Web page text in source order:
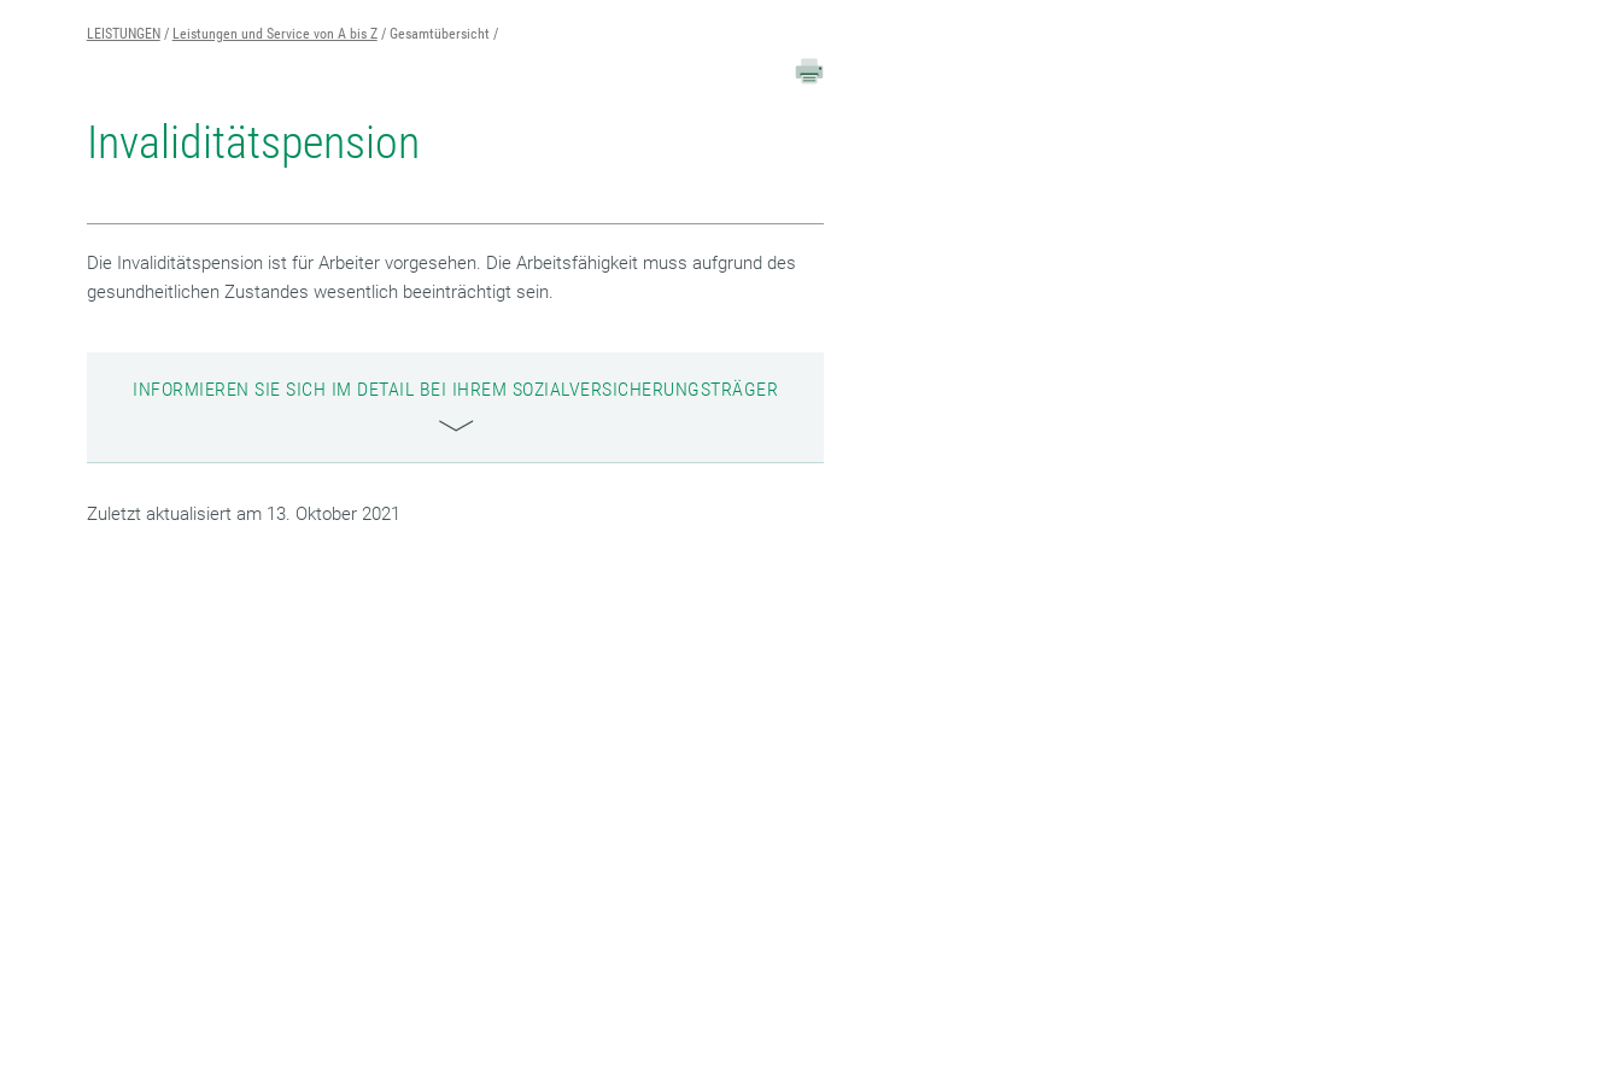
LEISTUNGEN Leistungen und Service von A bis Z Gesamtübersicht
Invaliditätspension
Die Invaliditätspension ist für Arbeiter vorgesehen. Die Arbeitsfähigkeit muss aufgrund des
gesundheitlichen Zustandes wesentlich beeinträchtigt sein.
INFORMIEREN SIE SICH IM DETAIL BEI IHREM SOZIALVERSICHERUNGSTRÄGER
Zuletzt aktualisiert am 13. Oktober 2021